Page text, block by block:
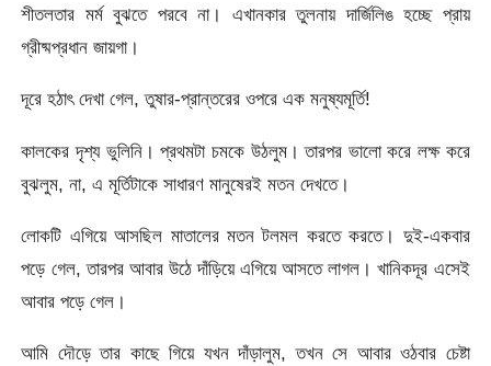
শীতলতার মর্ম বুঝতে পরবে না। এখানকার তুলনায় দার্জিলিঙ হচ্ছে প্রায়
গ্রীষ্মপ্রধান জায়গা।
দূরে হঠাৎ দেখা গেল, তুষার-প্রান্তরের ওপরে এক মনুষ্যমূর্তি!
কালকের দৃশ্য ভুলিনি। প্রথমটা চমকে উঠলুম। তারপর ভালো করে লক্ষ করে
বুঝলুম, না, এ মূর্তিটাকে সাধারণ মানুষেরই মতন দেখতে।
লোকটি এগিয়ে আসছিল মাতালের মতন টলমল করতে করতে। দুই-একবার
পড়ে গেল, তারপর আবার উঠে দাঁড়িয়ে এগিয়ে আসতে লাগল। খানিকদূর এসেই
আবার পড়ে গেল।
আমি দৌড়ে তার কাছে গিয়ে যখন দাঁড়ালুম, তখন সে আবার ওঠবার চেষ্টা